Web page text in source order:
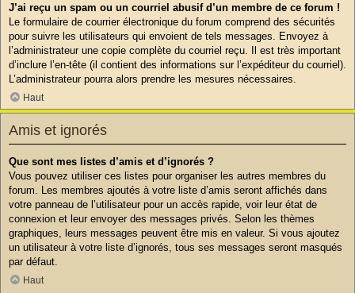
J’ai reçu un spam ou un courriel abusif d’un membre de ce forum !
Le formulaire de courrier électronique du forum comprend des sécurités
pour suivre les utilisateurs qui envoient de tels messages. Envoyez à
l’administrateur une copie complète du courriel reçu. Il est très important
d’inclure l’en-tête (il contient des informations sur l’expéditeur du courriel).
L’administrateur pourra alors prendre les mesures nécessaires.
Haut
Amis et ignorés
Que sont mes listes d’amis et d’ignorés ?
Vous pouvez utiliser ces listes pour organiser les autres membres du
forum. Les membres ajoutés à votre liste d’amis seront affichés dans
votre panneau de l’utilisateur pour un accès rapide, voir leur état de
connexion et leur envoyer des messages privés. Selon les thèmes
graphiques, leurs messages peuvent être mis en valeur. Si vous ajoutez
un utilisateur à votre liste d’ignorés, tous ses messages seront masqués
par défaut.
Haut